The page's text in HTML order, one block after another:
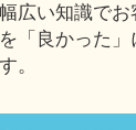
幅広い知識でお
を「良かった」
す。